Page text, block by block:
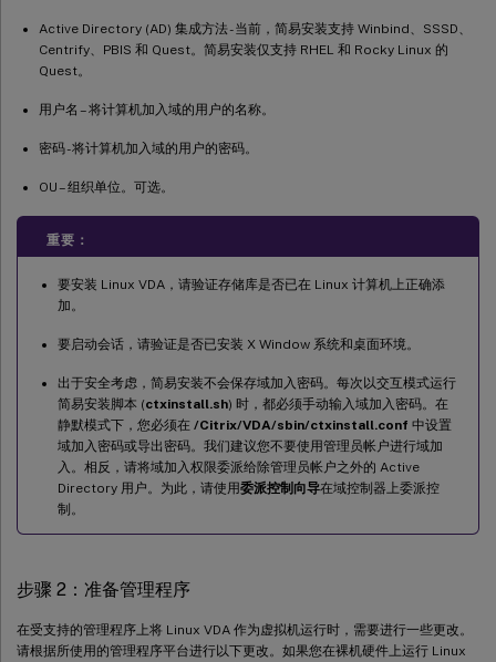
Active Directory (AD) 集成方法 - 当前，简易安装支持 Winbind、SSSD、
Centrify、PBIS 和 Quest。简易安装仅支持 RHEL 和 Rocky Linux 的
Quest。
用户名 – 将计算机加入域的用户的名称。
密码 - 将计算机加入域的用户的密码。
OU – 组织单位。可选。
重要：
要安装 Linux VDA，请验证存储库是否已在 Linux 计算机上正确添
加。
要启动会话，请验证是否已安装 X Window 系统和桌面环境。
出于安全考虑，简易安装不会保存域加入密码。每次以交互模式运行
简易安装脚本 (ctxinstall.sh) 时，都必须手动输入域加入密码。在
静默模式下，您必须在 /Citrix/VDA/sbin/ctxinstall.conf 中设置
域加入密码或导出密码。我们建议您不要使用管理员帐户进行域加
入。相反，请将域加入权限委派给除管理员帐户之外的 Active
Directory 用户。为此，请使用委派控制向导在域控制器上委派控
制。
步骤 2：准备管理程序
在受支持的管理程序上将 Linux VDA 作为虚拟机运行时，需要进行一些更改。
请根据所使用的管理程序平台进行以下更改。如果您在裸机硬件上运行 Linux